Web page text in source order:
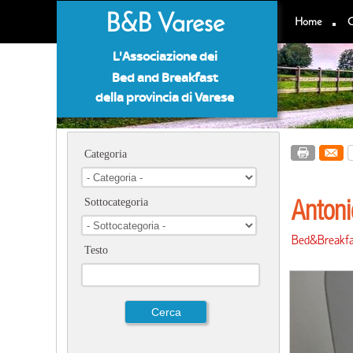
Categoria
Sottocategoria
Testo
Home
B&B Varese
L'Associazione dei
Bed and Breakfast
della provincia di Varese